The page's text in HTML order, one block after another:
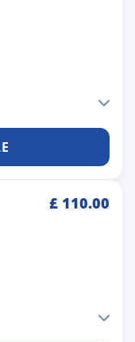
£ 110.00